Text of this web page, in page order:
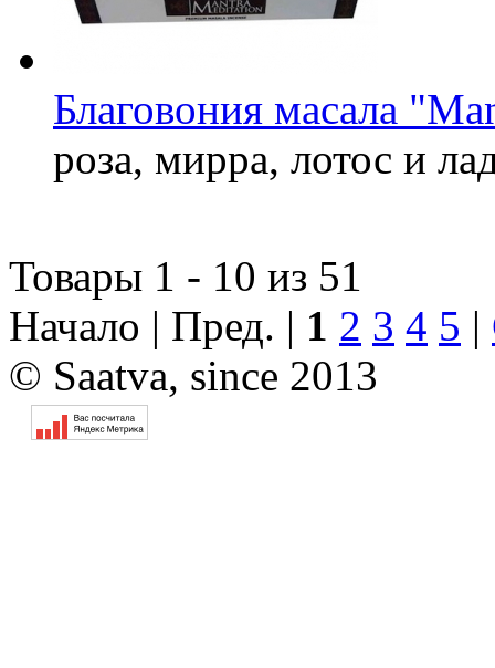
Благовония масала
роза, мирра, лотос и
Товары 1 - 10 из 51
Начало | Пред. | 1 2 3 4 5 |
© Saatva, since 2013